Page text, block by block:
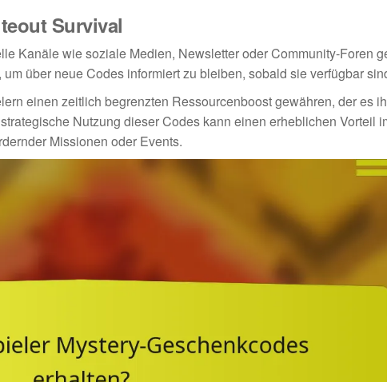
Survival
Kanäle wie soziale Medien, Newsletter oder Community-Foren
über neue Codes informiert zu bleiben, sobald sie verfügbar
einen zeitlich begrenzten Ressourcenboost gewähren, der es
Nutzung dieser Codes kann einen erheblichen Vorteil
Missionen oder Events.